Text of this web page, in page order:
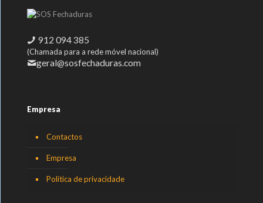
912 094 385
(Chamada para a rede móvel nacional)
geral@sosfechaduras.com
Empresa
Contactos
Empresa
Política de privacidade